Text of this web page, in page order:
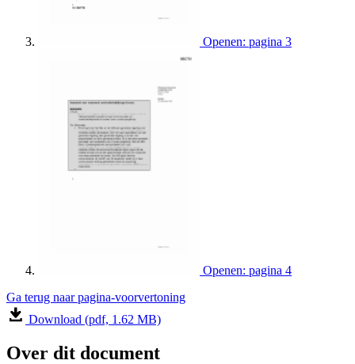
Openen: pagina 3
Openen: pagina 4
Ga terug naar pagina-voorvertoning
Download (pdf, 1.62 MB)
Over dit document